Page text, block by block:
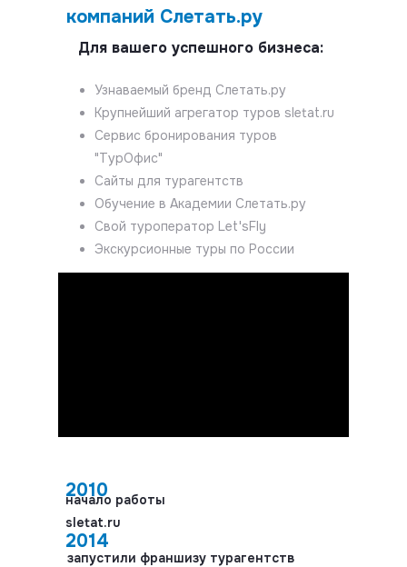
Узнаваемый бренд Слетать.ру
Крупнейший агрегатор туров sletat.ru
Сервис бронирования туров
"ТурОфис"
Сайты для турагентств
Обучение в Академии Слетать.ру
Свой туроператор Let'sFly
Экскурсионные туры по России
компаний Слетать.ру
Для вашего успешного бизнеса:
2010
2014
начало работы
sletat.ru
запустили франшизу турагентств